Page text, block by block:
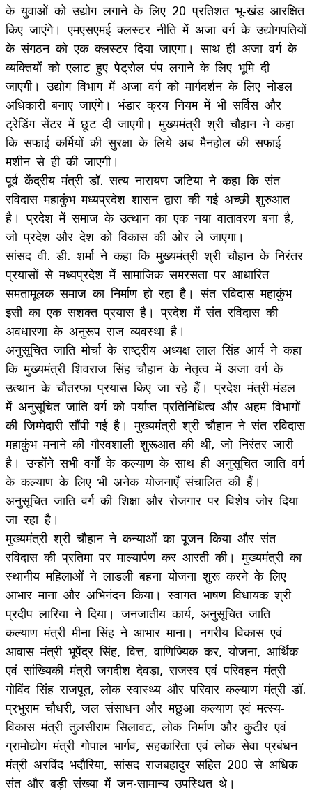
के युवाओं को उद्योग लगाने के लिए 20 प्रतिशत भू-खंड आरक्षित
किए जाएंगे। एमएसएमई क्लस्टर नीति में अजा वर्ग के उद्योगपतियों
के संगठन को एक क्लस्टर दिया जाएगा। साथ ही अजा वर्ग के
व्यक्तियों को एलाट हुए पेट्रोल पंप लगाने के लिए भूमि दी
जाएगी। उद्योग विभाग में अजा वर्ग को मार्गदर्शन के लिए नोडल
अधिकारी बनाए जाएंगे। भंडार क्रय नियम में भी सर्विस और
ट्रेडिंग सेंटर में छूट दी जाएगी। मुख्यमंत्री श्री चौहान ने कहा
कि सफाई कर्मियों की सुरक्षा के लिये अब मैनहोल की सफाई
मशीन से ही की जाएगी।
पूर्व केंद्रीय मंत्री डॉ. सत्य नारायण जटिया ने कहा कि संत
रविदास महाकुंभ मध्यप्रदेश शासन द्वारा की गई अच्छी शुरुआत
है। प्रदेश में समाज के उत्थान का एक नया वातावरण बना है,
जो प्रदेश और देश को विकास की ओर ले जाएगा।
सांसद वी. डी. शर्मा ने कहा कि मुख्यमंत्री श्री चौहान के निरंतर
प्रयासों से मध्यप्रदेश में सामाजिक समरसता पर आधारित
समतामूलक समाज का निर्माण हो रहा है। संत रविदास महाकुंभ
इसी का एक सशक्त प्रयास है। प्रदेश में संत रविदास की
अवधारणा के अनुरूप राज व्यवस्था है।
अनुसूचित जाति मोर्चा के राष्ट्रीय अध्यक्ष लाल सिंह आर्य ने कहा
कि मुख्यमंत्री शिवराज सिंह चौहान के नेतृत्व में अजा वर्ग के
उत्थान के चौतरफा प्रयास किए जा रहे हैं। प्रदेश मंत्री-मंडल
में अनुसूचित जाति वर्ग को पर्याप्त प्रतिनिधित्व और अहम विभागों
की जिम्मेदारी सौंपी गई है। मुख्यमंत्री श्री चौहान ने संत रविदास
महाकुंभ मनाने की गौरवशाली शुरूआत की थी, जो निरंतर जारी
है। उन्होंने सभी वर्गों के कल्याण के साथ ही अनुसूचित जाति वर्ग
के कल्याण के लिए भी अनेक योजनाएँ संचालित की हैं।
अनुसूचित जाति वर्ग की शिक्षा और रोजगार पर विशेष जोर दिया
जा रहा है।
मुख्यमंत्री श्री चौहान ने कन्याओं का पूजन किया और संत
रविदास की प्रतिमा पर माल्यार्पण कर आरती की। मुख्यमंत्री का
स्थानीय महिलाओं ने लाडली बहना योजना शुरू करने के लिए
आभार माना और अभिनंदन किया। स्वागत भाषण विधायक श्री
प्रदीप लारिया ने दिया। जनजातीय कार्य, अनुसूचित जाति
कल्याण मंत्री मीना सिंह ने आभार माना। नगरीय विकास एवं
आवास मंत्री भूपेंद्र सिंह, वित्त, वाणिज्यिक कर, योजना, आर्थिक
एवं सांख्यिकी मंत्री जगदीश देवड़ा, राजस्व एवं परिवहन मंत्री
गोविंद सिंह राजपूत, लोक स्वास्थ्य और परिवार कल्याण मंत्री डॉ.
प्रभुराम चौधरी, जल संसाधन और मछुआ कल्याण एवं मत्स्य-
विकास मंत्री तुलसीराम सिलावट, लोक निर्माण और कुटीर एवं
ग्रामोद्योग मंत्री गोपाल भार्गव, सहकारिता एवं लोक सेवा प्रबंधन
मंत्री अरविंद भदौरिया, सांसद राजबहादुर सहित 200 से अधिक
संत और बड़ी संख्या में जन-सामान्य उपस्थित थे।